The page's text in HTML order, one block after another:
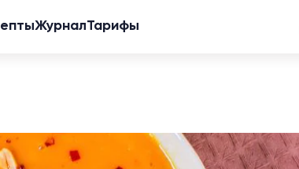
ЖурналТарифы